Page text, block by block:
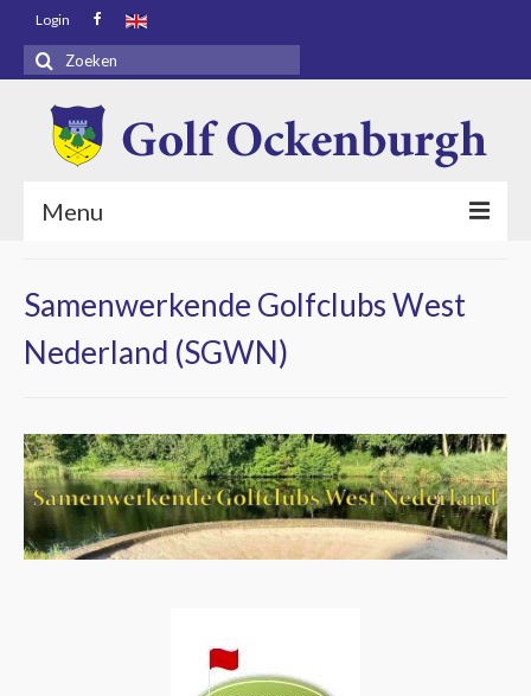
Login
Zoeken
naar:
Menu
Bezoekers
Golf Ockenburgh
Restaurant
Leden
Samenwerkende Golfclubs West
Nederland (SGWN)